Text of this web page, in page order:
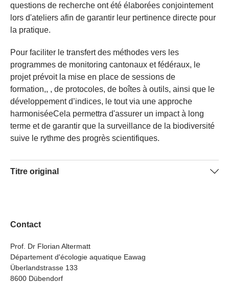
questions de recherche ont été élaborées conjointement
lors d'ateliers afin de garantir leur pertinence directe pour
la pratique.
Pour faciliter le transfert des méthodes vers les
programmes de monitoring cantonaux et fédéraux, le
projet prévoit la mise en place de sessions de
formation,, , de protocoles, de boîtes à outils, ainsi que le
développement d’indices, le tout via une approche
harmoniséeCela permettra d'assurer un impact à long
terme et de garantir que la surveillance de la biodiversité
suive le rythme des progrès scientifiques.
Titre original
Contact
Prof. Dr Florian Altermatt
Département d'écologie aquatique Eawag
Überlandstrasse 133
8600 Dübendorf